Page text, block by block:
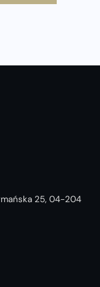
co warto wiedzieć
25, 04-204